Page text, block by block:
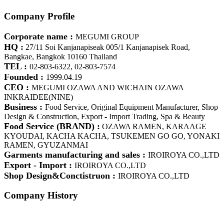
Company Profile
Corporate name : MEGUMI GROUP
HQ : 27/11 Soi Kanjanapiseak 005/1 Kanjanapisek Road,
Bangkae, Bangkok 10160 Thailand
TEL : 02-803-6322, 02-803-7574
Founded : 1999.04.19
CEO : MEGUMI OZAWA AND WICHAIN OZAWA
INKRAIDEE(NINE)
Business : Food Service, Original Equipment Manufacturer, Shop
Design & Construction, Export - Import Trading, Spa & Beauty
Food Service (BRAND) : OZAWA RAMEN, KARAAGE
KYOUDAI, KACHA KACHA, TSUKEMEN GO GO, YONAKI
RAMEN, GYUZANMAI
Garments manufacturing and sales : IROIROYA CO.,LTD
Export - Import : IROIROYA CO.,LTD
Shop Design&Conctistruon : IROIROYA CO.,LTD
Company History